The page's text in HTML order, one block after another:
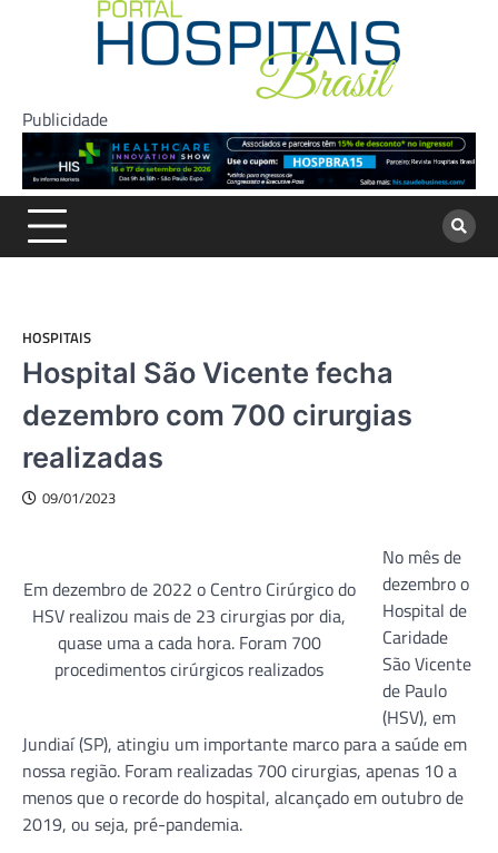
Publicidade
HOSPITAIS
Hospital São Vicente fecha
dezembro com 700 cirurgias
realizadas
09/01/2023
Em dezembro de 2022 o Centro Cirúrgico do
HSV realizou mais de 23 cirurgias por dia,
quase uma a cada hora. Foram 700
procedimentos cirúrgicos realizados
No mês de
dezembro o
Hospital de
Caridade
São Vicente
de Paulo
(HSV), em
Jundiaí (SP), atingiu um importante marco para a saúde em
nossa região. Foram realizadas 700 cirurgias, apenas 10 a
menos que o recorde do hospital, alcançado em outubro de
2019, ou seja, pré-pandemia.